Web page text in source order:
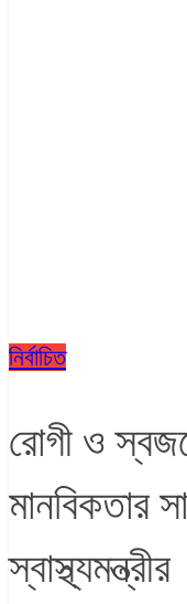
নির্বাচিত
রোগী ও
মানবিকতার
স্বাস্থ্যমন্ত্রীর